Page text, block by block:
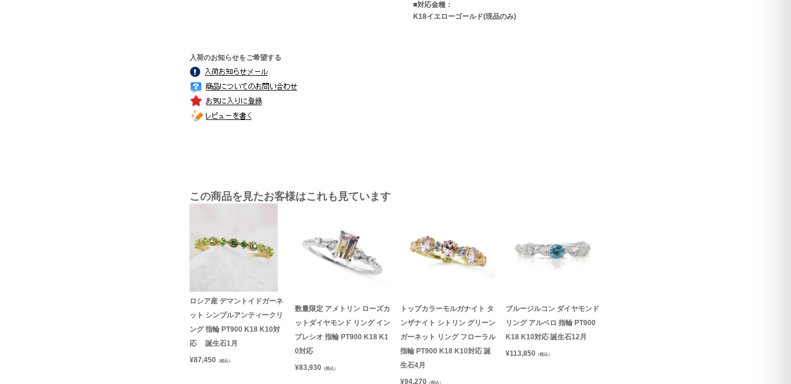
■対応金種：
K18イエローゴールド(現品のみ)
入荷のお知らせをご希望する
この商品を見たお客様はこれも見ています
ロシア産 デマントイドガーネ
ット シンプルアンティークリ
ング 指輪 PT900 K18 K10対
応 誕生石1月
¥87,450 （税込）
数量限定 アメトリン ローズカ
ットダイヤモンド リング イン
プレシオ 指輪 PT900 K18 K1
0対応
¥83,930 （税込）
トップカラーモルガナイト タ
ンザナイト シトリン グリーン
ガーネット リング フローラル
指輪 PT900 K18 K10対応 誕
生石4月
¥94,270 （税込）
ブルージルコン ダイヤモンド
リング アルベロ 指輪 PT900
K18 K10対応 誕生石12月
¥113,850 （税込）